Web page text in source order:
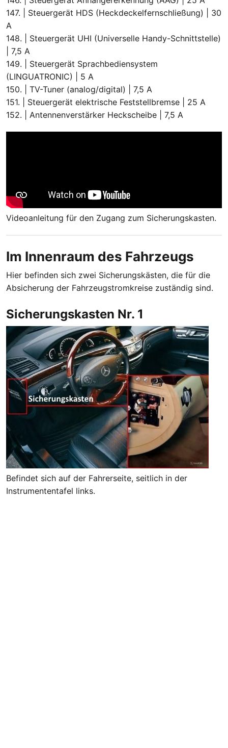
147. | Steuergerät HDS (Heckdeckelfernschließung) | 30
A
148. | Steuergerät UHI (Universelle Handy-Schnittstelle)
| 7,5 A
149. | Steuergerät Sprachbediensystem
(LINGUATRONIC) | 5 A
150. | TV-Tuner (analog/digital) | 7,5 A
151. | Steuergerät elektrische Feststellbremse | 25 A
152. | Antennenverstärker Heckscheibe | 7,5 A
Videoanleitung für den Zugang zum Sicherungskasten.
Im Innenraum des Fahrzeugs
Hier befinden sich zwei Sicherungskästen, die für die
Absicherung der Fahrzeugstromkreise zuständig sind.
Sicherungskasten Nr. 1
Befindet sich auf der Fahrerseite, seitlich in der
Instrumententafel links.